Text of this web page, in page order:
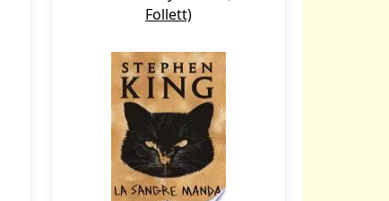
Follett)